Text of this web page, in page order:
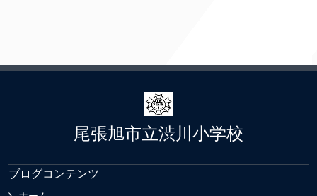
尾張旭市立渋川小学校
ブログコンテンツ